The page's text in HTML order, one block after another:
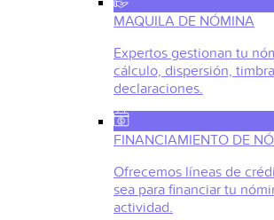
MAQUILA DE NÓMINA
Expertos gestionan tu
cálculo, dispersión,
declaraciones.
FINANCIAMIENTO DE
Ofrecemos líneas de
sea para financiar tu
actividad.